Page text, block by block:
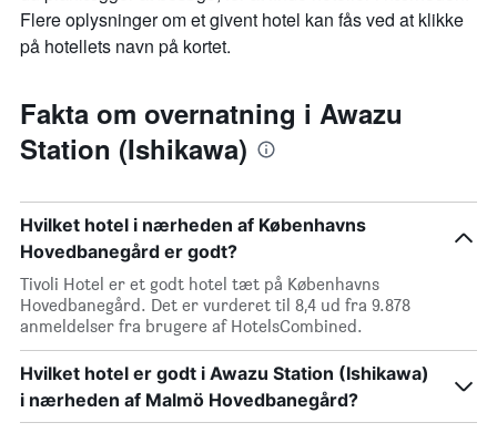
Flere oplysninger om et givent hotel kan fås ved at klikke
på hotellets navn på kortet.
Fakta om overnatning i Awazu
Station (Ishikawa)
Hvilket hotel i nærheden af Københavns
Hovedbanegård er godt?
Tivoli Hotel er et godt hotel tæt på Københavns
Hovedbanegård. Det er vurderet til 8,4 ud fra 9.878
anmeldelser fra brugere af HotelsCombined.
Hvilket hotel er godt i Awazu Station (Ishikawa)
i nærheden af Malmö Hovedbanegård?